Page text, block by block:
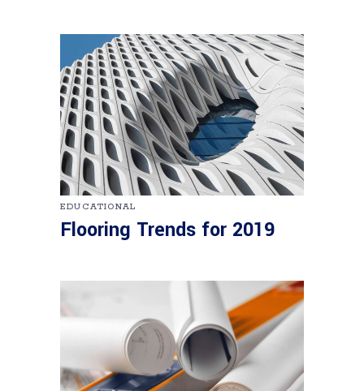
EDUCATIONAL
Flooring Trends for 2019